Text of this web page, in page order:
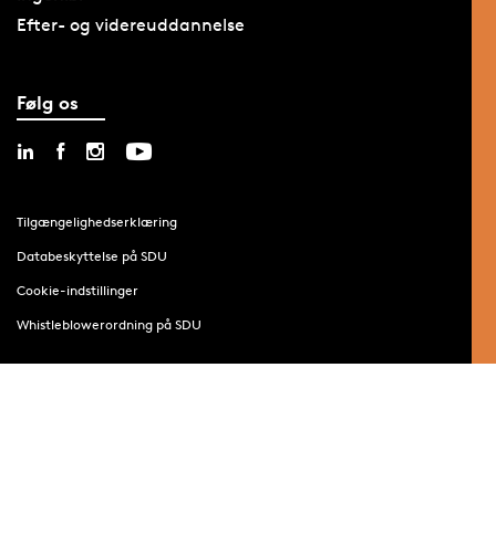
Efter- og videreuddannelse
Følg os
Tilgængelighedserklæring
Databeskyttelse på SDU
Cookie-indstillinger
Whistleblowerordning på SDU